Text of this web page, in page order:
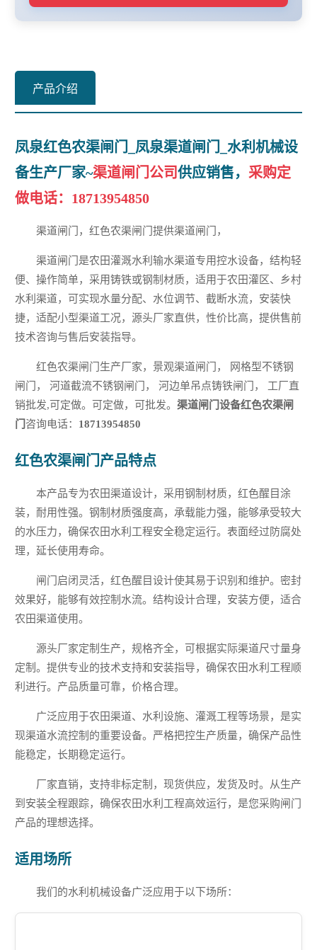
产品介绍
凤泉红色农渠闸门_凤泉渠道闸门_水利机械设
备生产厂家~渠道闸门公司供应销售，采购定
做电话： 18713954850
渠道闸门，红色农渠闸门提供渠道闸门，
渠道闸门是农田灌溉水利输水渠道专用控水设备，结构轻
便、操作简单，采用铸铁或钢制材质，适用于农田灌区、乡村
水利渠道，可实现水量分配、水位调节、截断水流，安装快
捷，适配小型渠道工况，源头厂家直供，性价比高，提供售前
技术咨询与售后安装指导。
红色农渠闸门生产厂家，景观渠道闸门， 网格型不锈钢
闸门， 河道截流不锈钢闸门， 河边单吊点铸铁闸门， 工厂直
销批发,可定做。可定做，可批发。渠道闸门设备红色农渠闸
门 咨询电话： 18713954850
红色农渠闸门产品特点
本产品专为农田渠道设计，采用钢制材质，红色醒目涂
装，耐用性强。钢制材质强度高，承载能力强，能够承受较大
的水压力，确保农田水利工程安全稳定运行。表面经过防腐处
理，延长使用寿命。
闸门启闭灵活，红色醒目设计使其易于识别和维护。密封
效果好，能够有效控制水流。结构设计合理，安装方便，适合
农田渠道使用。
源头厂家定制生产，规格齐全，可根据实际渠道尺寸量身
定制。提供专业的技术支持和安装指导，确保农田水利工程顺
利进行。产品质量可靠，价格合理。
广泛应用于农田渠道、水利设施、灌溉工程等场景，是实
现渠道水流控制的重要设备。严格把控生产质量，确保产品性
能稳定，长期稳定运行。
厂家直销，支持非标定制，现货供应，发货及时。从生产
到安装全程跟踪，确保农田水利工程高效运行，是您采购闸门
产品的理想选择。
适用场所
我们的水利机械设备广泛应用于以下场所：